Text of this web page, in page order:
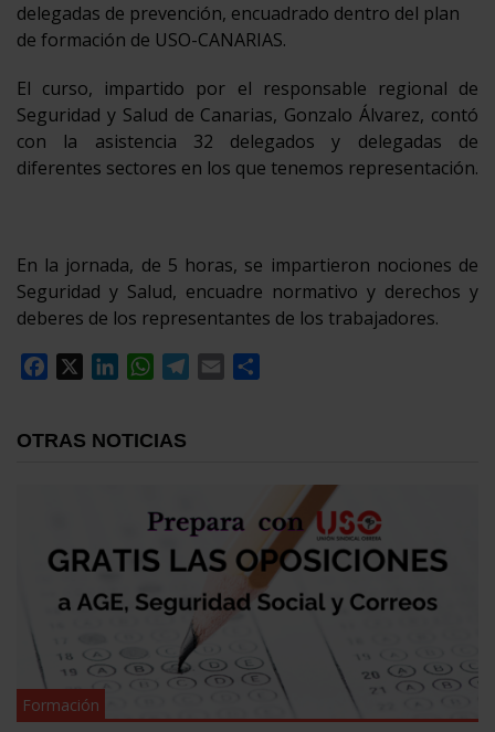
delegadas de prevención, encuadrado dentro del plan
de formación de USO-CANARIAS.
El curso, impartido por el responsable regional de
Seguridad y Salud de Canarias, Gonzalo Álvarez, contó
con la asistencia 32 delegados y delegadas de
diferentes sectores en los que tenemos representación.
En la jornada, de 5 horas, se impartieron nociones de
Seguridad y Salud, encuadre normativo y derechos y
deberes de los representantes de los trabajadores.
Facebook
LinkedInWhatsApp
Telegram
Email
OTRAS NOTICIAS
Formación